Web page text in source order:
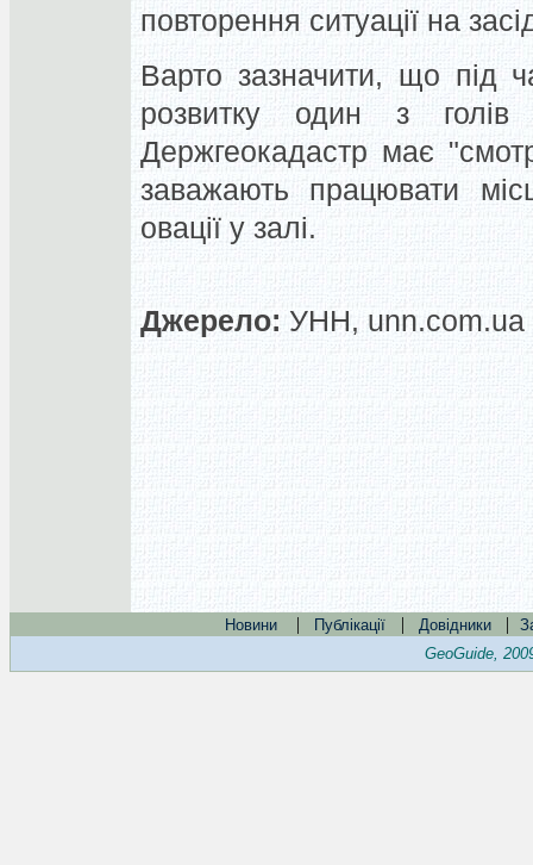
повторення ситуації на
Варто зазначити, що під
розвитку один з голів
Держгеокадастр має
заважають працювати
овації у залі.
Джерело: УНН, unn.com.ua
Новини | Публікації | Довідники |
GeoGuide,